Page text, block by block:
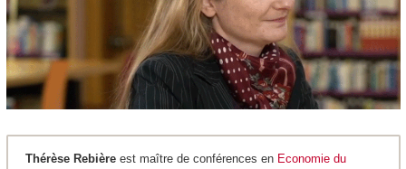
Thérèse Rebièreest maître de conférences en Economie du